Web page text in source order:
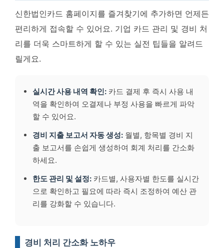
신한법인카드 홈페이지를 즐겨찾기에 추가하면 언제든
편리하게 접속할 수 있어요. 기업 카드 관리 및 경비 처
리를 더욱 스마트하게 할 수 있는 실전 팁들을 알려드
릴게요.
실시간 사용 내역 확인: 카드 결제 후 즉시 사용 내
역을 확인하여 오결제나 부정 사용을 빠르게 파악
할 수 있어요.
경비 지출 보고서 자동 생성: 월별, 항목별 경비 지
출 보고서를 손쉽게 생성하여 회계 처리를 간소화
하세요.
한도 관리 및 설정: 카드별, 사용자별 한도를 실시간
으로 확인하고 필요에 따라 즉시 조정하여 예산 관
리를 강화할 수 있습니다.
경비 처리 간소화 노하우